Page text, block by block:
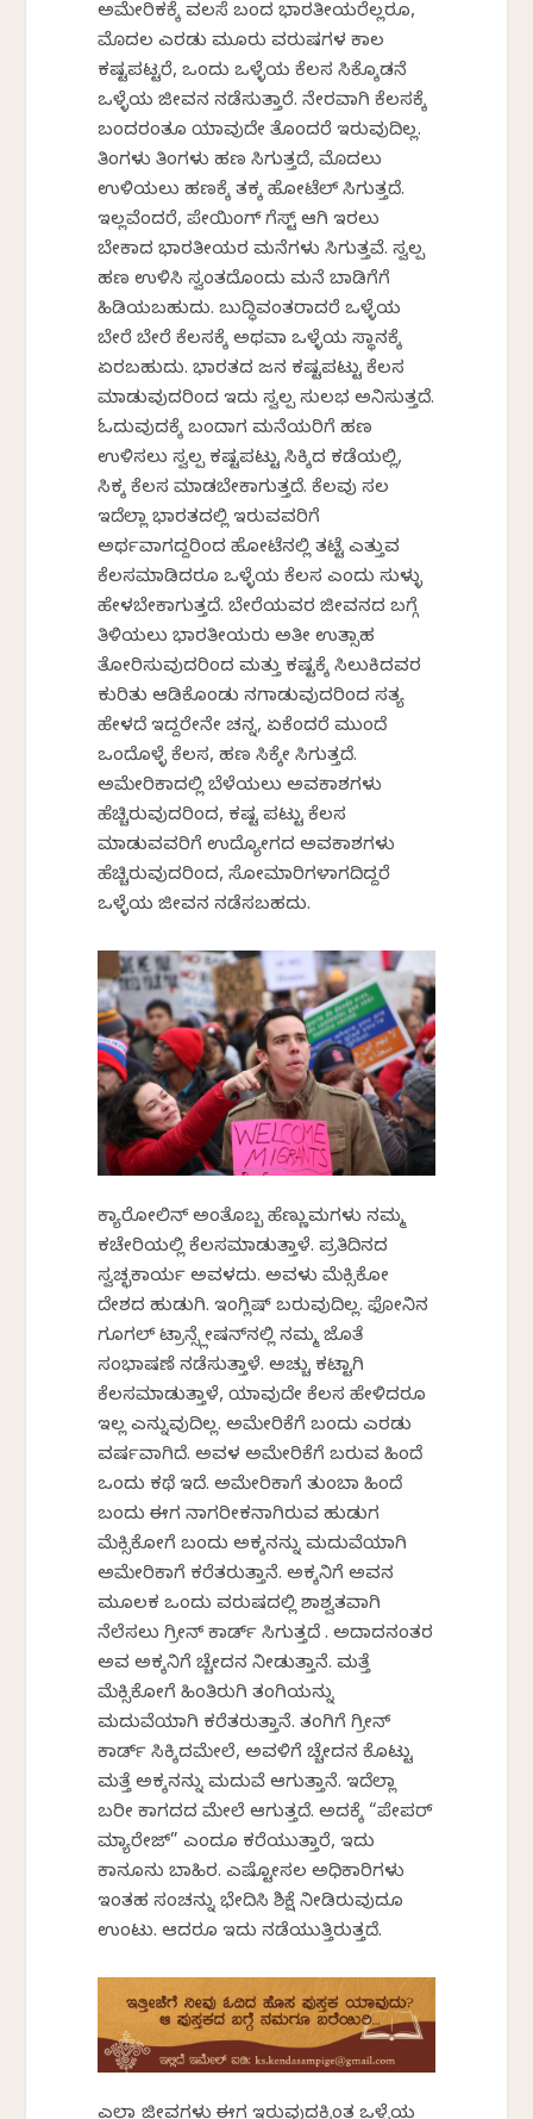
ಅಮೇರಿಕಕ್ಕೆ ವಲಸೆ ಬಂದ ಭಾರತೀಯರೆಲ್ಲರೂ,
ಮೊದಲ ಎರಡು ಮೂರು ವರುಷಗಳ ಕಾಲ
ಕಷ್ಟಪಟ್ಟರೆ, ಒಂದು ಒಳ್ಳೆಯ ಕೆಲಸ ಸಿಕ್ಕೊಡನೆ
ಒಳ್ಳೆಯ ಜೀವನ ನಡೆಸುತ್ತಾರೆ. ನೇರವಾಗಿ ಕೆಲಸಕ್ಕೆ
ಬಂದರಂತೂ ಯಾವುದೇ ತೊಂದರೆ ಇರುವುದಿಲ್ಲ.
ತಿಂಗಳು ತಿಂಗಳು ಹಣ ಸಿಗುತ್ತದೆ, ಮೊದಲು
ಉಳಿಯಲು ಹಣಕ್ಕೆ ತಕ್ಕ ಹೋಟೆಲ್ ಸಿಗುತ್ತದೆ.
ಇಲ್ಲವೆಂದರೆ, ಪೇಯಿಂಗ್ ಗೆಸ್ಟ್ ಆಗಿ ಇರಲು
ಬೇಕಾದ ಭಾರತೀಯರ ಮನೆಗಳು ಸಿಗುತ್ತವೆ. ಸ್ವಲ್ಪ
ಹಣ ಉಳಿಸಿ ಸ್ವಂತದೊಂದು ಮನೆ ಬಾಡಿಗೆಗೆ
ಹಿಡಿಯಬಹುದು. ಬುದ್ಧಿವಂತರಾದರೆ ಒಳ್ಳೆಯ
ಬೇರೆ ಬೇರೆ ಕೆಲಸಕ್ಕೆ ಅಥವಾ ಒಳ್ಳೆಯ ಸ್ಥಾನಕ್ಕೆ
ಏರಬಹುದು. ಭಾರತದ ಜನ ಕಷ್ಟಪಟ್ಟು ಕೆಲಸ
ಮಾಡುವುದರಿಂದ ಇದು ಸ್ವಲ್ಪ ಸುಲಭ ಅನಿಸುತ್ತದೆ.
ಓದುವುದಕ್ಕೆ ಬಂದಾಗ ಮನೆಯರಿಗೆ ಹಣ
ಉಳಿಸಲು ಸ್ವಲ್ಪ ಕಷ್ಟಪಟ್ಟು ಸಿಕ್ಕಿದ ಕಡೆಯಲ್ಲಿ,
ಸಿಕ್ಕ ಕೆಲಸ ಮಾಡಬೇಕಾಗುತ್ತದೆ. ಕೆಲವು ಸಲ
ಇದೆಲ್ಲಾ ಭಾರತದಲ್ಲಿ ಇರುವವರಿಗೆ
ಅರ್ಥವಾಗದ್ದರಿಂದ ಹೋಟೆನಲ್ಲಿ ತಟ್ಟೆ ಎತ್ತುವ
ಕೆಲಸಮಾಡಿದರೂ ಒಳ್ಳೆಯ ಕೆಲಸ ಎಂದು ಸುಳ್ಳು
ಹೇಳಬೇಕಾಗುತ್ತದೆ. ಬೇರೆಯವರ ಜೀವನದ ಬಗ್ಗೆ
ತಿಳಿಯಲು ಭಾರತೀಯರು ಅತೀ ಉತ್ಸಾಹ
ತೋರಿಸುವುದರಿಂದ ಮತ್ತು ಕಷ್ಟಕ್ಕೆ ಸಿಲುಕಿದವರ
ಕುರಿತು ಆಡಿಕೊಂಡು ನಗಾಡುವುದರಿಂದ ಸತ್ಯ
ಹೇಳದೆ ಇದ್ದರೇನೇ ಚನ್ನ, ಏಕೆಂದರೆ ಮುಂದೆ
ಒಂದೊಳ್ಳೆ ಕೆಲಸ, ಹಣ ಸಿಕ್ಕೇ ಸಿಗುತ್ತದೆ.
ಅಮೇರಿಕಾದಲ್ಲಿ ಬೆಳೆಯಲು ಅವಕಾಶಗಳು
ಹೆಚ್ಚಿರುವುದರಿಂದ, ಕಷ್ಟ ಪಟ್ಟು ಕೆಲಸ
ಮಾಡುವವರಿಗೆ ಉದ್ಯೋಗದ ಅವಕಾಶಗಳು
ಹೆಚ್ಚಿರುವುದರಿಂದ, ಸೋಮಾರಿಗಳಾಗದಿದ್ದರೆ
ಒಳ್ಳೆಯ ಜೀವನ ನಡೆಸಬಹದು.
ಕ್ಯಾರೋಲಿನ್ ಅಂತೊಬ್ಬ ಹೆಣ್ಣುಮಗಳು ನಮ್ಮ
ಕಚೇರಿಯಲ್ಲಿ ಕೆಲಸಮಾಡುತ್ತಾಳೆ. ಪ್ರತಿದಿನದ
ಸ್ವಚ್ಛಕಾರ್ಯ ಅವಳದು. ಅವಳು ಮೆಕ್ಸಿಕೋ
ದೇಶದ ಹುಡುಗಿ. ಇಂಗ್ಲಿಷ್ ಬರುವುದಿಲ್ಲ. ಫೋನಿನ
ಗೂಗಲ್ ಟ್ರಾನ್ಸ್ಲೇಷನ್‌ನಲ್ಲಿ ನಮ್ಮ ಜೊತೆ
ಸಂಭಾಷಣೆ ನಡೆಸುತ್ತಾಳೆ. ಅಚ್ಚು ಕಟ್ಟಾಗಿ
ಕೆಲಸಮಾಡುತ್ತಾಳೆ, ಯಾವುದೇ ಕೆಲಸ ಹೇಳಿದರೂ
ಇಲ್ಲ ಎನ್ನುವುದಿಲ್ಲ. ಅಮೇರಿಕೆಗೆ ಬಂದು ಎರಡು
ವರ್ಷವಾಗಿದೆ. ಅವಳ ಅಮೇರಿಕೆಗೆ ಬರುವ ಹಿಂದೆ
ಒಂದು ಕಥೆ ಇದೆ. ಅಮೇರಿಕಾಗೆ ತುಂಬಾ ಹಿಂದೆ
ಬಂದು ಈಗ ನಾಗರೀಕನಾಗಿರುವ ಹುಡುಗ
ಮೆಕ್ಸಿಕೋಗೆ ಬಂದು ಅಕ್ಕನನ್ನು ಮದುವೆಯಾಗಿ
ಅಮೇರಿಕಾಗೆ ಕರೆತರುತ್ತಾನೆ. ಅಕ್ಕನಿಗೆ ಅವನ
ಮೂಲಕ ಒಂದು ವರುಷದಲ್ಲಿ ಶಾಶ್ವತವಾಗಿ
ನೆಲೆಸಲು ಗ್ರೀನ್ ಕಾರ್ಡ್ ಸಿಗುತ್ತದೆ . ಅದಾದನಂತರ
ಅವ ಅಕ್ಕನಿಗೆ ವಿಚ್ಚೇದನ ನೀಡುತ್ತಾನೆ. ಮತ್ತೆ
ಮೆಕ್ಸಿಕೋಗೆ ಹಿಂತಿರುಗಿ ತಂಗಿಯನ್ನು
ಮದುವೆಯಾಗಿ ಕರೆತರುತ್ತಾನೆ. ತಂಗಿಗೆ ಗ್ರೀನ್
ಕಾರ್ಡ್ ಸಿಕ್ಕಿದಮೇಲೆ, ಅವಳಿಗೆ ವಿಚ್ಚೇದನ ಕೊಟ್ಟು
ಮತ್ತೆ ಅಕ್ಕನನ್ನು ಮದುವೆ ಆಗುತ್ತಾನೆ. ಇದೆಲ್ಲಾ
ಬರೀ ಕಾಗದದ ಮೇಲೆ ಆಗುತ್ತದೆ. ಅದಕ್ಕೆ “ಪೇಪರ್
ಮ್ಯಾರೇಜ್” ಎಂದೂ ಕರೆಯುತ್ತಾರೆ, ಇದು
ಕಾನೂನು ಬಾಹಿರ. ಎಷ್ಟೋಸಲ ಅಧಿಕಾರಿಗಳು
ಇಂತಹ ಸಂಚನ್ನು ಭೇದಿಸಿ ಶಿಕ್ಷೆ ನೀಡಿರುವುದೂ
ಉಂಟು. ಆದರೂ ಇದು ನಡೆಯುತ್ತಿರುತ್ತದೆ.